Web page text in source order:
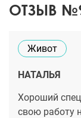
ОТЗЫВ
Живот
НАТАЛЬЯ
Хороший
свою работу